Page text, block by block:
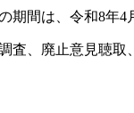
期間は、令和8年4
、廃止意見聴